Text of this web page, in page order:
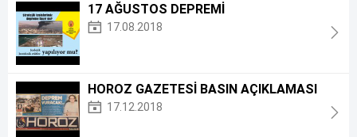
17 AĞUSTOS DEPREMİ
17.08.2018
HOROZ GAZETESİ BASIN AÇIKLAMASI
17.12.2018